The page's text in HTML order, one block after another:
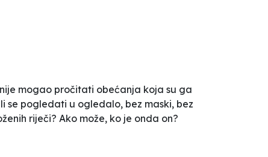
mogao pročitati obećanja koja su ga
se pogledati u ogledalo, bez maski, bez
riječi? Ako može, ko je onda on?